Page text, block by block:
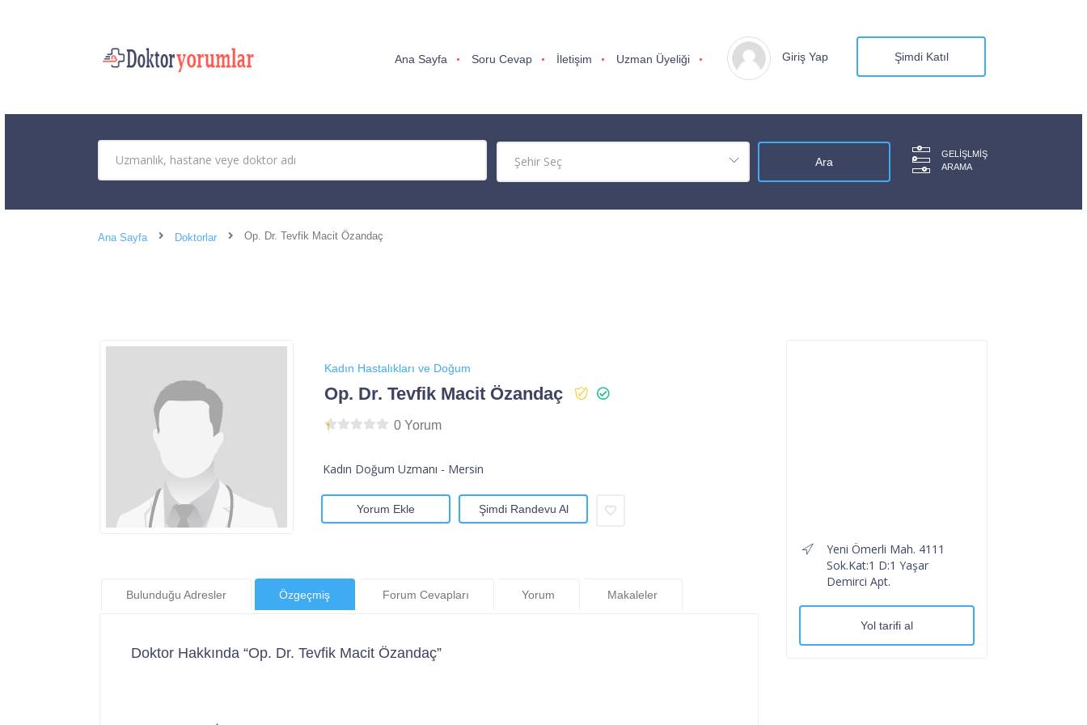
Ana Sayfa Soru Cevap İletişim Uzman Üyeliği Giriş Yap Şimdi Katıl
GELIŞLMIŞ
ARAMA
Ana Sayfa Doktorlar Op. Dr. Tevfik Macit Özandaç
Kadın Hastalıkları ve Doğum
Op. Dr. Tevfik Macit Özandaç
0 Yorum
Kadın Doğum Uzmanı - Mersin
Yorum Ekle Şimdi Randevu Al
Bulunduğu Adresler Özgeçmiş Forum Cevapları Yorum Makaleler
Doktor Hakkında “Op. Dr. Tevfik Macit Özandaç”
Yeni Ömerli Mah. 4111
Sok.Kat:1 D:1 Yaşar
Demirci Apt.
Yol tarifi al